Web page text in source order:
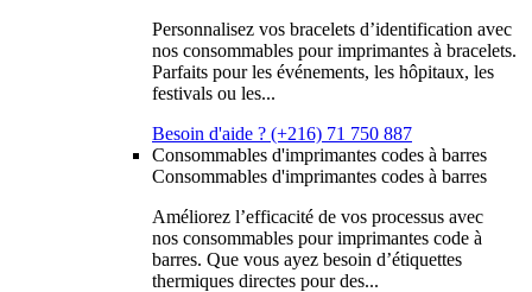
Personnalisez vos bracelets d’identification avec
nos consommables pour imprimantes à bracelets.
Parfaits pour les événements, les hôpitaux, les
festivals ou les...
Besoin d'aide ? (+216) 71 750 887
Consommables d'imprimantes codes à barres
Consommables d'imprimantes codes à barres
Améliorez l’efficacité de vos processus avec
nos consommables pour imprimantes code à
barres. Que vous ayez besoin d’étiquettes
thermiques directes pour des...